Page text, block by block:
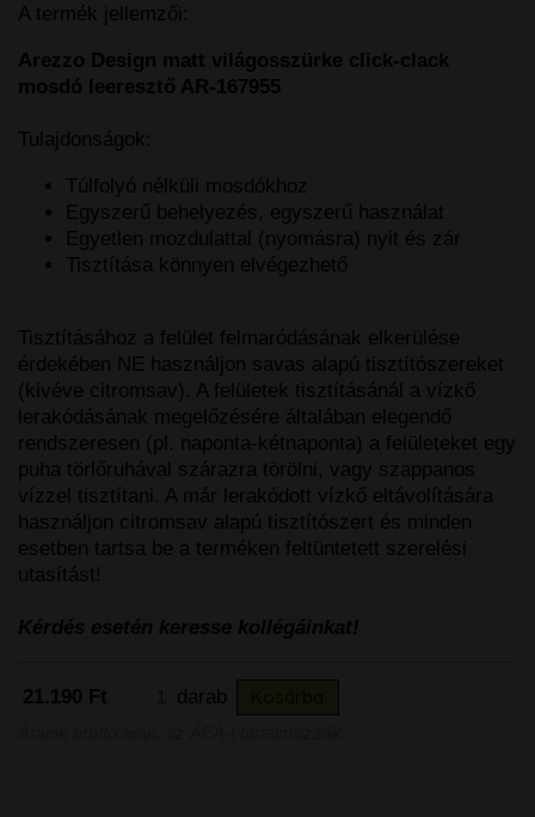
A termék jellemzői:
Arezzo Design matt világosszürke click-clack
mosdó leeresztő AR-167955
Tulajdonságok:
Túlfolyó nélküli mosdókhoz
Egyszerű behelyezés, egyszerű használat
Egyetlen mozdulattal (nyomásra) nyit és zár
Tisztítása könnyen elvégezhető
Tisztításához a felület felmaródásának elkerülése
érdekében NE használjon savas alapú tisztítószereket
(kivéve citromsav). A felületek tisztításánál a vízkő
lerakódásának megelőzésére általában elegendő
rendszeresen (pl. naponta-kétnaponta) a felületeket egy
puha törlőruhával szárazra törölni, vagy szappanos
vízzel tisztítani. A már lerakódott vízkő eltávolítására
használjon citromsav alapú tisztítószert és minden
esetben tartsa be a terméken feltüntetett szerelési
utasítást!
Kérdés esetén keresse kollégáinkat!
21.190 Ft darab